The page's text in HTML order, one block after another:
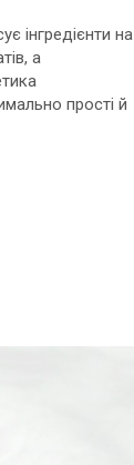
інгредієнти на
а
прості й